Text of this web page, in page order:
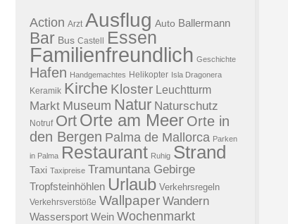
Action Arzt Ausflug Auto Ballermann
Bar Bus Castell Essen
Familienfreundlich Geschichte
Hafen Handgemachtes Helikopter Isla Dragonera
Keramik Kirche Kloster Leuchtturm
Markt Museum Natur Naturschutz
Notruf Ort Orte am Meer Orte in
den Bergen Palma de Mallorca Parken
in Palma Restaurant Ruhig Strand
Taxi Taxipreise Tramuntana Gebirge
Tropfsteinhöhlen Urlaub Verkehrsregeln
Verkehrsverstöße Wallpaper Wandern
Wassersport Wein Wochenmarkt